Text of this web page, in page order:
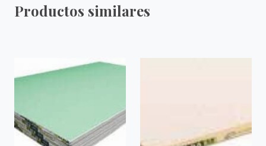
Productos similares